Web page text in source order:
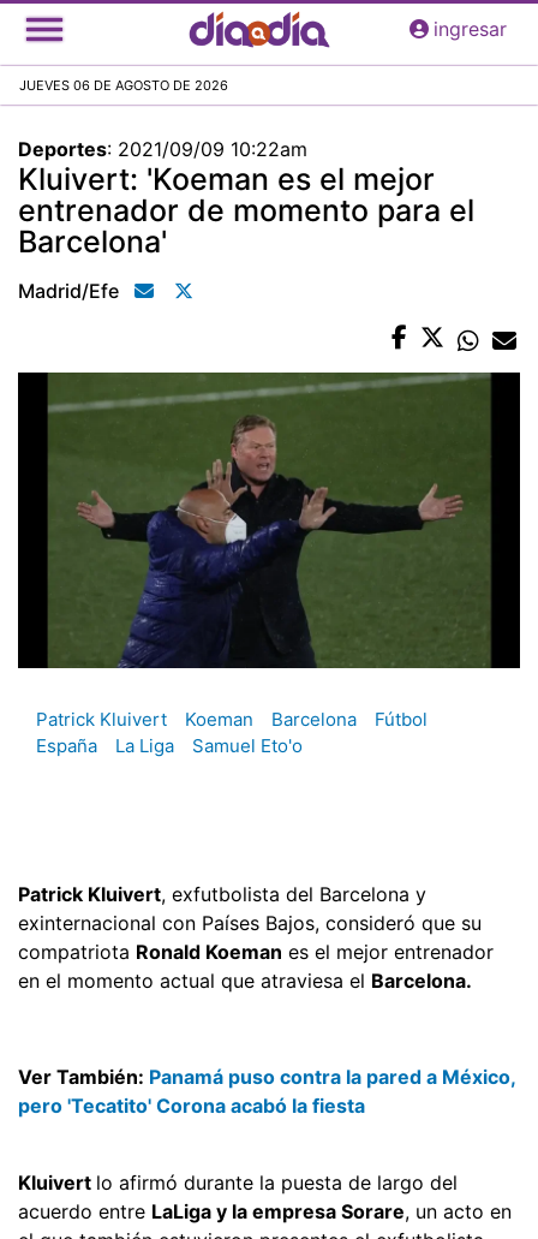
Pasar
al
principal
ingresar
JUEVES 06 DE AGOSTO DE 2026
Deportes: 2021/09/09 10:22am
Kluivert: 'Koeman es el mejor
entrenador de momento para el
Barcelona'
Madrid/efe
Patrick Kluivert Koeman Barcelona
Fútbol
España
La Liga Samuel Eto'o
Patrick Kluivert, exfutbolista del Barcelona y
exinternacional con Países Bajos, consideró que su
compatriota Ronald Koeman es el mejor entrenador
en el momento actual que atraviesa el Barcelona.
Ver También: Panamá puso contra la pared a México,
pero 'Tecatito' Corona acabó la fiesta
Kluivert lo afirmó durante la puesta de largo del
acuerdo entre LaLiga y la empresa Sorare, un acto en